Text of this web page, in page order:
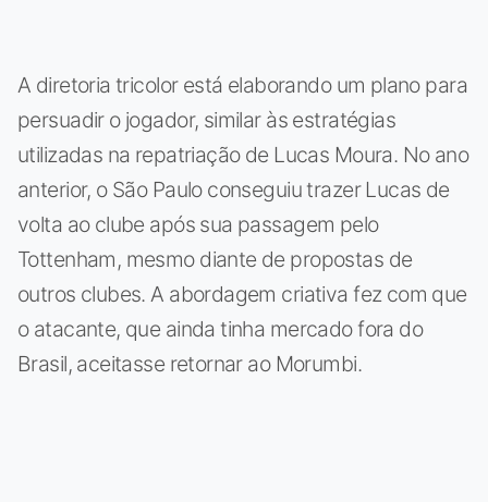
A diretoria tricolor está elaborando um plano para
persuadir o jogador, similar às estratégias
utilizadas na repatriação de Lucas Moura. No ano
anterior, o São Paulo conseguiu trazer Lucas de
volta ao clube após sua passagem pelo
Tottenham, mesmo diante de propostas de
outros clubes. A abordagem criativa fez com que
o atacante, que ainda tinha mercado fora do
Brasil, aceitasse retornar ao Morumbi.